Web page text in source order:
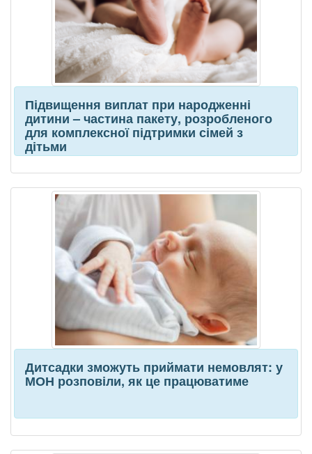
Підвищення виплат при народженні
дитини – частина пакету, розробленого
для комплексної підтримки сімей з
дітьми
Дитсадки зможуть приймати немовлят: у
МОН розповіли, як це працюватиме